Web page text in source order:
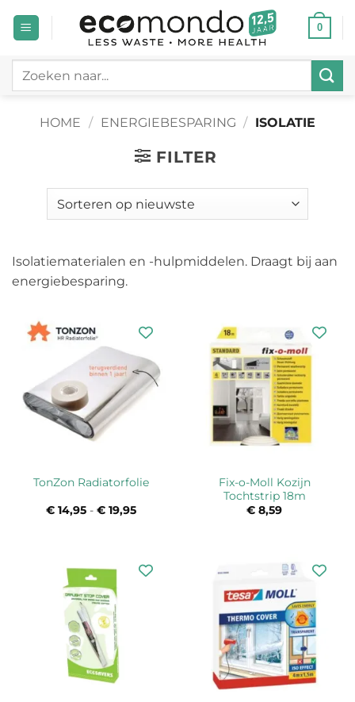
naar
0
Zoeken
HOME / ENERGIEBESPARING / ISOLATIE
FILTER
Isolatiematerialen en -hulpmiddelen. Draagt bij aan
energiebesparing.
TonZon Radiatorfolie
€14,95 - €19,95Prijsklasse:
Fix-o-Moll Kozijn
Tochtstrip 18m
€ 8,59